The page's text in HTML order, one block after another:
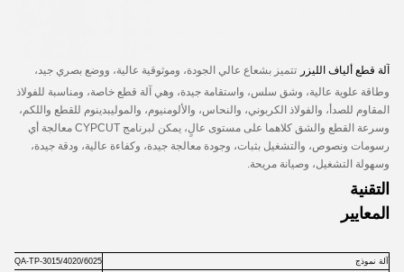
آلة قطع ألياف الليزر تتميز بشعاع عالي الجودة، وموثوقية عالية، ووضع بصري جيد،
وطاقة علوية عالية، وشق سلس، واستقامة جيدة، وهي آلة قطع خاصة، ومناسبة للفولاذ
المقاوم للصدأ، والفولاذ الكربوني، والنحاس، والألومنيوم، والموليبدينوم للقطع واللكم،
وسرعة القطع والشق كلاهما على مستوى عالٍ، يمكن لبرنامج CYPCUT معالجة أي
رسومات ونصوص، والتشغيل بثبات، وجودة معالجة جيدة، وكفاءة عالية، ودقة جيدة،
وسهولة التشغيل، وصيانة مريحة.
التقنية
المعايير
آلة نموذج QA-TP-3015/4020/6025